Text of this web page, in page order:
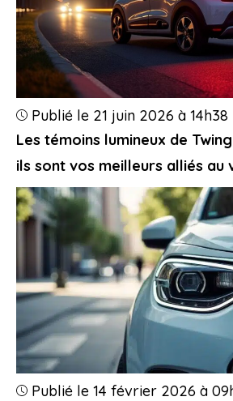
Les témoins lumineux de
ils sont vos meilleurs alliés au
Publié le 21 juin 2026 à 14h38
Publié le 14 février 2026 à